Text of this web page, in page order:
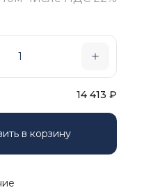
14 413 ₽
в корзину